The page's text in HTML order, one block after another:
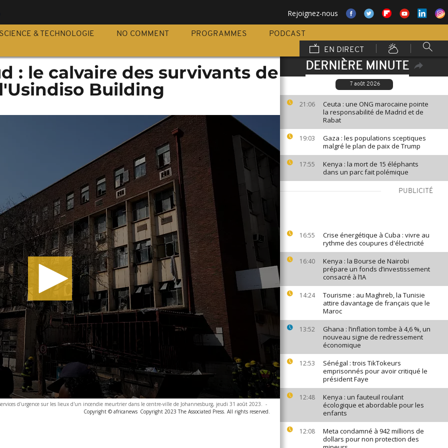
Rejoignez-nous
SCIENCE & TECHNOLOGIE NO COMMENT PROGRAMMES
PODCAST
EN DIRECT
DERNIÈRE MINUTE
7 août 2026
21:06
Ceuta : une ONG marocaine pointe
la responsabilité de Madrid et de
Rabat
19:03
Gaza : les populations sceptiques
malgré le plan de paix de Trump
17:55
Kenya : la mort de 15 éléphants
dans un parc fait polémique
PUBLICITÉ
16:55
Crise énergétique à Cuba : vivre au
rythme des coupures d'électricité
16:40
Kenya : la Bourse de Nairobi
prépare un fonds d’investissement
consacré à l’IA
14:24
Tourisme : au Maghreb, la Tunisie
attire davantage de français que le
Maroc
13:52
Ghana : l’inflation tombe à 4,6 %, un
nouveau signe de redressement
économique
12:53
Sénégal : trois TikTokeurs
emprisonnés pour avoir critiqué le
président Faye
12:48
Kenya : un fauteuil roulant
écologique et abordable pour les
enfants
12:08
Meta condamné à 942 millions de
dollars pour non protection des
: le calvaire des survivants de
Building
d'urgence sur les lieux d'un incendie meurtrier dans le centre-ville de Johannesburg, jeudi 31 août 2023. -
Copyright © africanews Copyright 2023 The Associated Press. All rights reserved.